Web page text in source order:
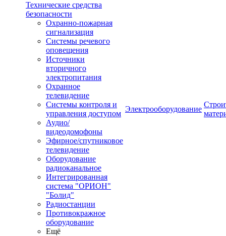
Технические средства
безопасности
Охранно-пожарная
сигнализация
Системы речевого
оповещения
Источники
вторичного
электропитания
Охранное
телевидение
Системы контроля и
управления доступом
Аудио/
видеодомофоны
Эфирное/спутниковое
телевидение
Оборудование
радиоканальное
Интегрированная
система "ОРИОН"
"Болид"
Радиостанции
Противокражное
оборудование
Ещё
Электрооборудование